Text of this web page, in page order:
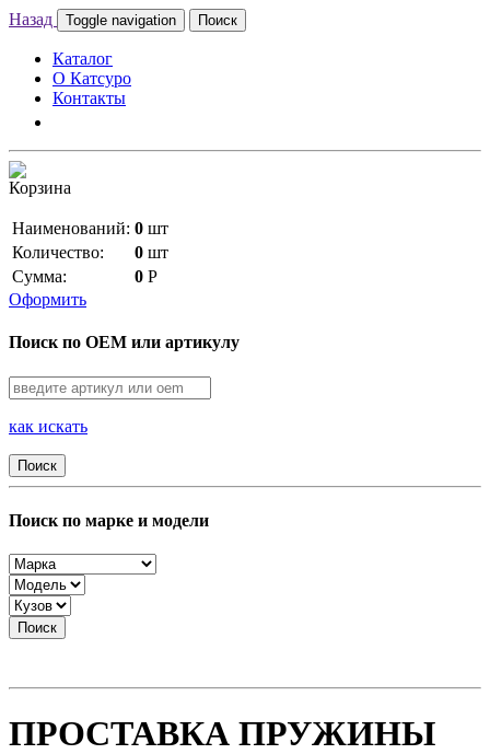
Назад Toggle navigation Поиск
Каталог
О Катсуро
Контакты
Корзина
Наименований: 0 шт
Количество:
0 шт
Сумма:
0 Р
Оформить
Поиск по OEM или артикулу
как искать
Поиск
Поиск по марке и модели
Поиск
ПРОСТАВКА ПРУЖИНЫ